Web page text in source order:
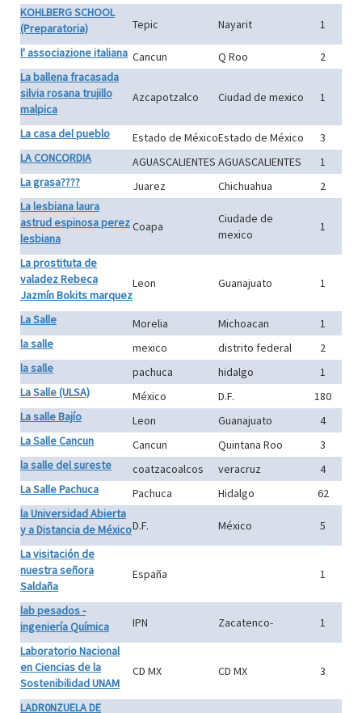
KOHLBERG SCHOOL
(Preparatoria)
Tepic Nayarit
1
l' associazione italiana Cancun Q Roo
2
La ballena fracasada
silvia rosana trujillo
malpica
Azcapotzalco Ciudad de mexico 1
La casa del pueblo Estado de MéxicoEstado de México
3
LA CONCORDIA
AGUASCALIENTES AGUASCALIENTES
1
La grasa????
Juarez Chichuahua
2
La lesbiana laura
astrud espinosa perez
lesbiana
Coapa
Ciudade de
mexico
1
La prostituta de
valadez Rebeca
Jazmín Bokits marquez
Leon Guanajuato 1
La Salle Morelia Michoacan
1
la salle
mexico distrito federal
2
la salle
pachuca hidalgo
1
La Salle (ULSA)
México D.F.
180
La salle Bajío
Leon Guanajuato
4
La Salle Cancun
Cancun Quintana Roo
3
la salle del sureste
coatzacoalcos veracruz
4
La Salle Pachuca
Pachuca Hidalgo
62
la Universidad Abierta
y a Distancia de MéxicoD.F. México
5
La visitación de
nuestra señora
Saldaña
España 1
lab pesados -
ingeniería Química
IPN Zacatenco-
1
Laboratorio Nacional
en Ciencias de la
Sostenibilidad UNAM
CD MX CD MX 3
LADR0NZUELA DE